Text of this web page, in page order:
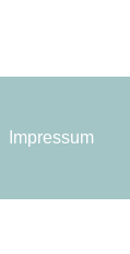
Impressum